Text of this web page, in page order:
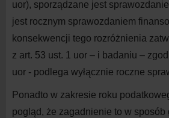
uor), sporządzane jest
jest rocznym sprawozdaniem
konsekwencji tego rozróżnienia
z art. 53 ust. 1 uor – i badaniu –
uor - podlega wyłącznie roczne
Ponadto w zakresie roku
pogląd, że zagadnienie to w sposób